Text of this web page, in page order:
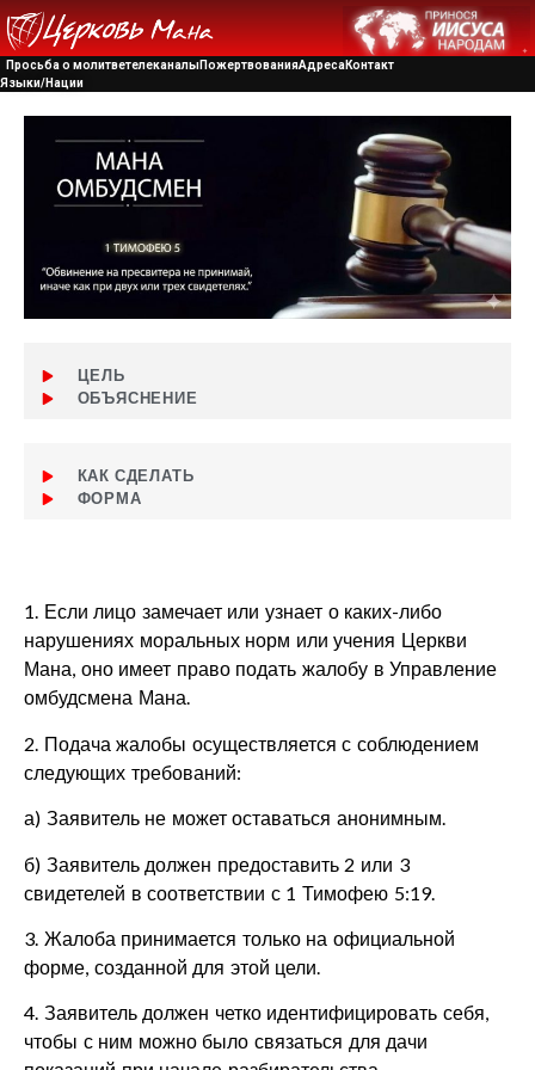
Просьба о молитветелеканалыПожертвованияАдресаКонтакт
Языки/Нации
ЦЕЛЬ
ОБЪЯСНЕНИЕ
КАК СДЕЛАТЬ
ФОРМА
1. Если лицо замечает или узнает о каких-либо
нарушениях моральных норм или учения Церкви
Мана, оно имеет право подать жалобу в Управление
омбудсмена Мана.
2. Подача жалобы осуществляется с соблюдением
следующих требований:
а) Заявитель не может оставаться анонимным.
б) Заявитель должен предоставить 2 или 3
свидетелей в соответствии с 1 Тимофею 5:19.
3. Жалоба принимается только на официальной
форме, созданной для этой цели.
4. Заявитель должен четко идентифицировать себя,
чтобы с ним можно было связаться для дачи